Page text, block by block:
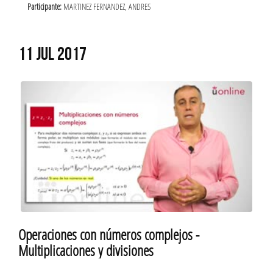
Participante: MARTINEZ FERNANDEZ, ANDRES
11 JUL 2017
Operaciones con números complejos -
Multiplicaciones y divisiones